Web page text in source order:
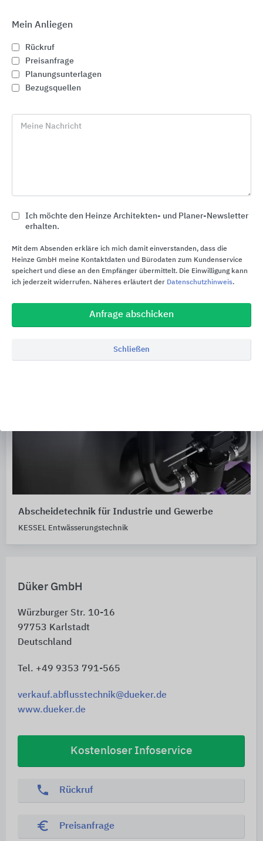
Düker GmbH
Würzburger Str. 10-16
97753 Karlstadt
Deutschland
Tel. +49 9353 791-565
verkauf.abflusstechnik@dueker.de
www.dueker.de
Kostenloser Infoservice
phone Rückruf
euro_symbol Preisanfrage
ACO
Abscheidetechnik für Industrie und Gewerbe
KESSEL Entwässerungstechnik
Mein Anliegen
Rückruf
Preisanfrage
Planungsunterlagen
Bezugsquellen
Meine Nachricht
Ich möchte den Heinze Architekten- und Planer-Newsletter
erhalten.
Mit dem Absenden erkläre ich mich damit einverstanden, dass die
Heinze GmbH meine Kontaktdaten und Bürodaten zum Kundenservice
speichert und diese an den Empfänger übermittelt. Die Einwilligung kann
ich jederzeit widerrufen. Näheres erläutert der Datenschutzhinweis.
Anfrage abschicken
Schließen